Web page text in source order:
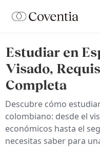
Estudiar en
Visado,
Completa
Descubre cómo
colombiano: desde el
económicos hasta el
necesitas saber para